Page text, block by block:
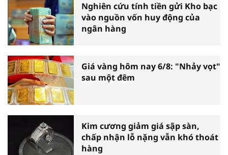
Nghiên cứu tính tiền gửi Kho bạc
vào nguồn vốn huy động của
ngân hàng
Giá vàng hôm nay 6/8: "Nhảy vọt"
sau một đêm
Kim cương giảm giá sập sàn,
chấp nhận lỗ nặng vẫn khó thoát
hàng